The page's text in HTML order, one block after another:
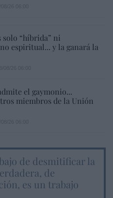
solo “híbrida” ni
espiritual... y la ganará la
el gaymonio...
miembros de la Unión
de desmitificar la
de
es un trabajo